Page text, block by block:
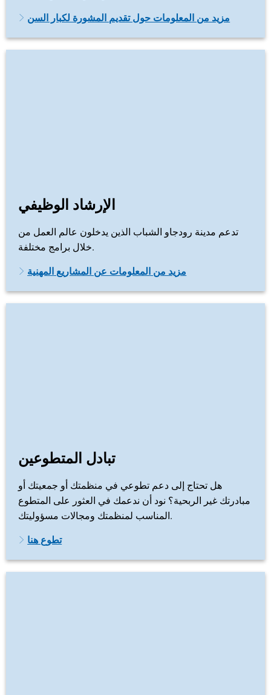
مزيد من المعلومات حول تقديم المشورة لكبار السن
الإرشاد الوظيفي
تدعم مدينة رودجاو الشباب الذين يدخلون عالم العمل من
خلال برامج مختلفة.
مزيد من المعلومات عن المشاريع المهنية
تبادل المتطوعين
هل تحتاج إلى دعم تطوعي في منظمتك أو جمعيتك أو
مبادرتك غير الربحية؟ نود أن ندعمك في العثور على المتطوع
المناسب لمنظمتك ومجالات مسؤوليتك.
تطوع هنا